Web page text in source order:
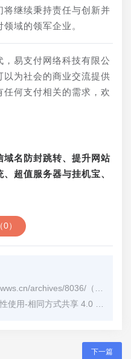
继续秉持责任与创新并
域的领军企业。
易支付网络科技有限公
为社会的商业交流提供
何支付相关的需求，欢
域名防封跳转、提升网站
超值服务器与挂机宝、
）
archives/8036/ （转载时请注明本文出处及文章链接）
方式共享 4.0 国际 (CC BY-NC-SA 4.0)
下一篇